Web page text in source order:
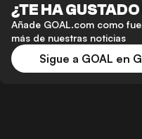
¿TE HA
Añade GOAL.com como
más de nuestras noticias
Sigue a GOAL en